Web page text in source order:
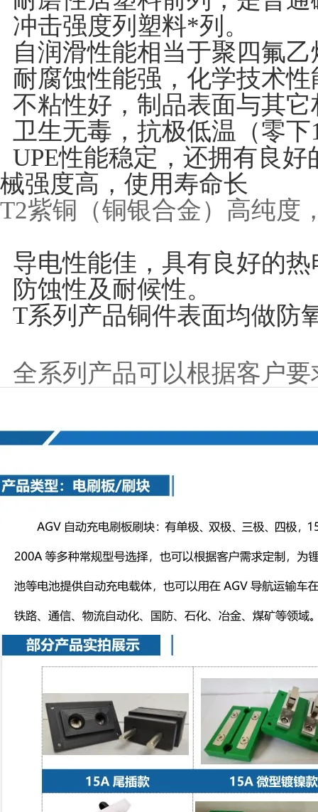
冲击强度列塑料*列。
自润滑性能相当于聚四氟乙
耐腐蚀性能强，化学技术性
不粘性好，制品表面与其
卫生无毒，抗极低温（零下
UPE性能稳定，还拥有良
械强度高，使用寿命长
T2紫铜（铜银合金）高纯度
导电性能佳，具有良好的
防蚀性及耐候性。
T系列产品铜件表面均做防
全系列产品可以根据客户